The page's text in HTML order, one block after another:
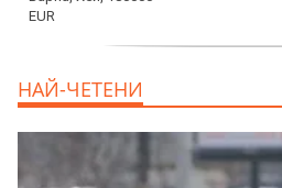
НАЙ-ЧЕТЕНИ